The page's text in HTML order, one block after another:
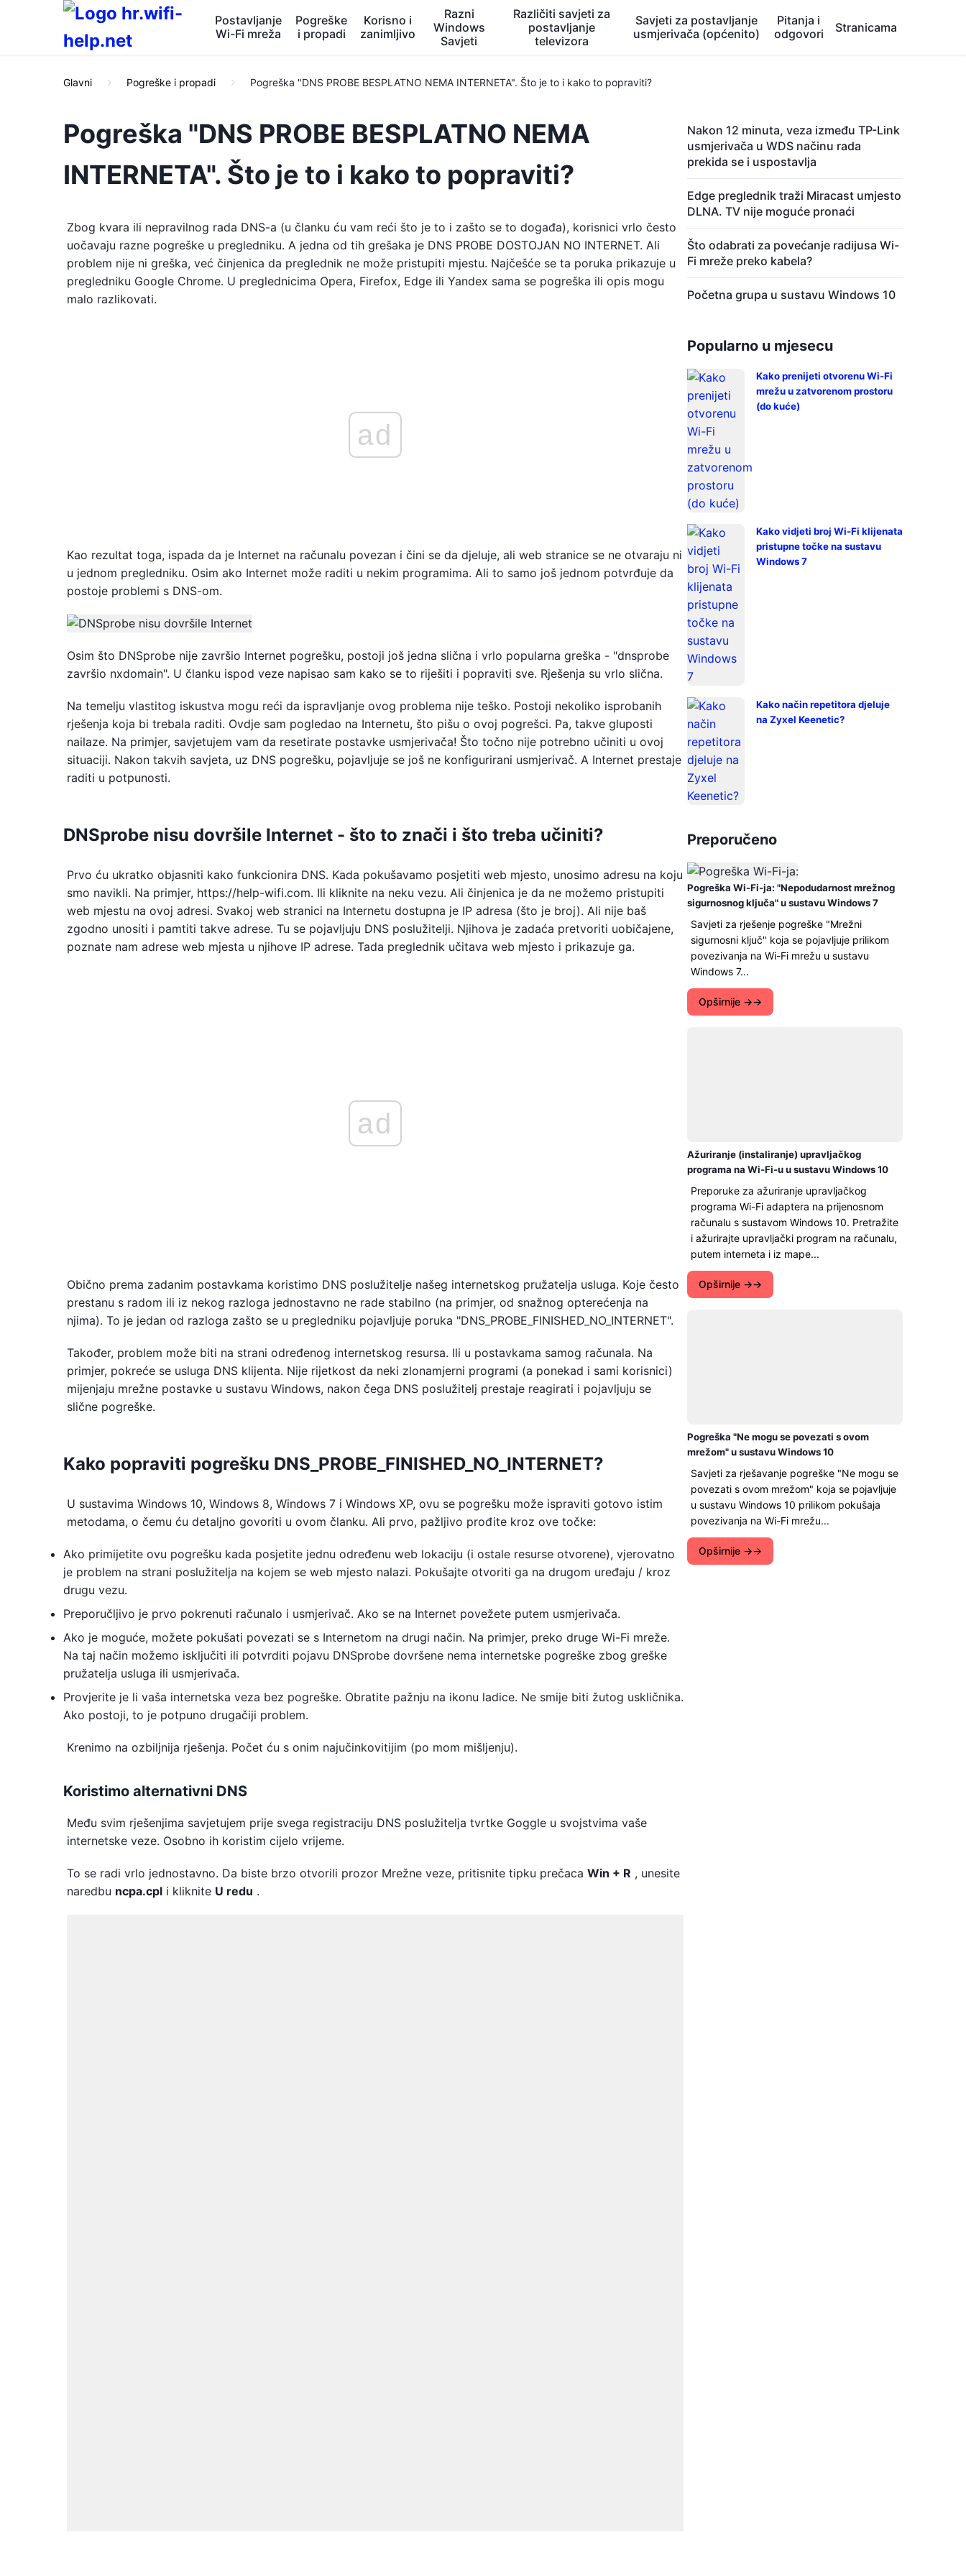
Postavljanje
Wi-Fi mreža
Pogreške
i propadi
Korisno i
zanimljivo
Razni
Windows
Savjeti
Različiti savjeti za
postavljanje
televizora
Savjeti za postavljanje
usmjerivača (općenito)
Pitanja i
odgovori
Stranicama
Glavni Pogreške i propadi Pogreška "DNS PROBE BESPLATNO NEMA INTERNETA". Što je to i kako to popraviti?
Pogreška "DNS PROBE BESPLATNO NEMA
INTERNETA". Što je to i kako to popraviti?
Zbog kvara ili nepravilnog rada DNS-a (u članku ću vam reći što je to i zašto se to događa), korisnici vrlo često
uočavaju razne pogreške u pregledniku. A jedna od tih grešaka je DNS PROBE DOSTOJAN NO INTERNET. Ali
problem nije ni greška, već činjenica da preglednik ne može pristupiti mjestu. Najčešće se ta poruka prikazuje u
pregledniku Google Chrome. U preglednicima Opera, Firefox, Edge ili Yandex sama se pogreška ili opis mogu
malo razlikovati.
ad
Kao rezultat toga, ispada da je Internet na računalu povezan i čini se da djeluje, ali web stranice se ne otvaraju ni
u jednom pregledniku. Osim ako Internet može raditi u nekim programima. Ali to samo još jednom potvrđuje da
postoje problemi s DNS-om.
Osim što DNSprobe nije završio Internet pogrešku, postoji još jedna slična i vrlo popularna greška - "dnsprobe
završio nxdomain". U članku ispod veze napisao sam kako se to riješiti i popraviti sve. Rješenja su vrlo slična.
Na temelju vlastitog iskustva mogu reći da ispravljanje ovog problema nije teško. Postoji nekoliko isprobanih
rješenja koja bi trebala raditi. Ovdje sam pogledao na Internetu, što pišu o ovoj pogrešci. Pa, takve gluposti
nailaze. Na primjer, savjetujem vam da resetirate postavke usmjerivača! Što točno nije potrebno učiniti u ovoj
situaciji. Nakon takvih savjeta, uz DNS pogrešku, pojavljuje se još ne konfigurirani usmjerivač. A Internet prestaje
raditi u potpunosti.
DNSprobe nisu dovršile Internet - što to znači i što treba učiniti?
Prvo ću ukratko objasniti kako funkcionira DNS. Kada pokušavamo posjetiti web mjesto, unosimo adresu na koju
smo navikli. Na primjer, https://help-wifi.com. Ili kliknite na neku vezu. Ali činjenica je da ne možemo pristupiti
web mjestu na ovoj adresi. Svakoj web stranici na Internetu dostupna je IP adresa (što je broj). Ali nije baš
zgodno unositi i pamtiti takve adrese. Tu se pojavljuju DNS poslužitelji. Njihova je zadaća pretvoriti uobičajene,
poznate nam adrese web mjesta u njihove IP adrese. Tada preglednik učitava web mjesto i prikazuje ga.
ad
Obično prema zadanim postavkama koristimo DNS poslužitelje našeg internetskog pružatelja usluga. Koje često
prestanu s radom ili iz nekog razloga jednostavno ne rade stabilno (na primjer, od snažnog opterećenja na
njima). To je jedan od razloga zašto se u pregledniku pojavljuje poruka "DNS_PROBE_FINISHED_NO_INTERNET".
Također, problem može biti na strani određenog internetskog resursa. Ili u postavkama samog računala. Na
primjer, pokreće se usluga DNS klijenta. Nije rijetkost da neki zlonamjerni programi (a ponekad i sami korisnici)
mijenjaju mrežne postavke u sustavu Windows, nakon čega DNS poslužitelj prestaje reagirati i pojavljuju se
slične pogreške.
Kako popraviti pogrešku DNS_PROBE_FINISHED_NO_INTERNET?
U sustavima Windows 10, Windows 8, Windows 7 i Windows XP, ovu se pogrešku može ispraviti gotovo istim
metodama, o čemu ću detaljno govoriti u ovom članku. Ali prvo, pažljivo prođite kroz ove točke:
Ako primijetite ovu pogrešku kada posjetite jednu određenu web lokaciju (i ostale resurse otvorene), vjerovatno
je problem na strani poslužitelja na kojem se web mjesto nalazi. Pokušajte otvoriti ga na drugom uređaju / kroz
drugu vezu.
Preporučljivo je prvo pokrenuti računalo i usmjerivač. Ako se na Internet povežete putem usmjerivača.
Ako je moguće, možete pokušati povezati se s Internetom na drugi način. Na primjer, preko druge Wi-Fi mreže.
Na taj način možemo isključiti ili potvrditi pojavu DNSprobe dovršene nema internetske pogreške zbog greške
pružatelja usluga ili usmjerivača.
Provjerite je li vaša internetska veza bez pogreške. Obratite pažnju na ikonu ladice. Ne smije biti žutog uskličnika.
Ako postoji, to je potpuno drugačiji problem.
Krenimo na ozbiljnija rješenja. Počet ću s onim najučinkovitijim (po mom mišljenju).
Koristimo alternativni DNS
Među svim rješenjima savjetujem prije svega registraciju DNS poslužitelja tvrtke Goggle u svojstvima vaše
internetske veze. Osobno ih koristim cijelo vrijeme.
To se radi vrlo jednostavno. Da biste brzo otvorili prozor Mrežne veze, pritisnite tipku prečaca Win + R , unesite
naredbu ncpa.cpl i kliknite U redu .
Nakon 12 minuta, veza između TP-Link
usmjerivača u WDS načinu rada
prekida se i uspostavlja
Edge preglednik traži Miracast umjesto
DLNA. TV nije moguće pronaći
Što odabrati za povećanje radijusa Wi-
Fi mreže preko kabela?
Početna grupa u sustavu Windows 10
Popularno u mjesecu
Kako prenijeti otvorenu Wi-Fi
mrežu u zatvorenom prostoru
(do kuće)
Kako vidjeti broj Wi-Fi klijenata
pristupne točke na sustavu
Windows 7
Kako način repetitora djeluje
na Zyxel Keenetic?
Preporučeno
Pogreška Wi-Fi-ja: "Nepodudarnost mrežnog
sigurnosnog ključa" u sustavu Windows 7
Savjeti za rješenje pogreške "Mrežni
sigurnosni ključ" koja se pojavljuje prilikom
povezivanja na Wi-Fi mrežu u sustavu
Windows 7...
Opširnije →
Ažuriranje (instaliranje) upravljačkog
programa na Wi-Fi-u u sustavu Windows 10
Preporuke za ažuriranje upravljačkog
programa Wi-Fi adaptera na prijenosnom
računalu s sustavom Windows 10. Pretražite
i ažurirajte upravljački program na računalu,
putem interneta i iz mape...
Opširnije →
Pogreška "Ne mogu se povezati s ovom
mrežom" u sustavu Windows 10
Savjeti za rješavanje pogreške "Ne mogu se
povezati s ovom mrežom" koja se pojavljuje
u sustavu Windows 10 prilikom pokušaja
povezivanja na Wi-Fi mrežu...
Opširnije →